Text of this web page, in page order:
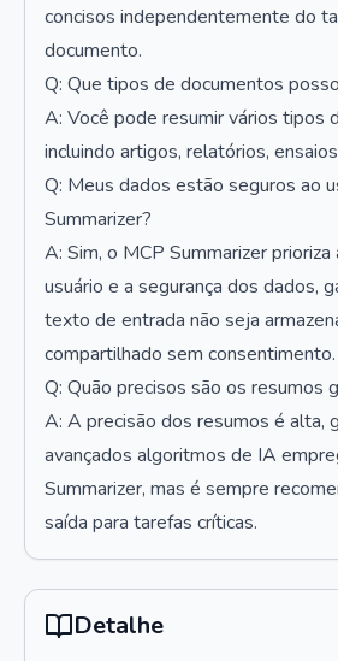
concisos independentemente do
documento.
Q: Que tipos de documentos
A: Você pode resumir vários tipos
incluindo artigos, relatórios,
Q: Meus dados estão seguros ao
Summarizer?
A: Sim, o MCP Summarizer
usuário e a segurança dos dados,
texto de entrada não seja
compartilhado sem consentimento.
Q: Quão precisos são os resumos
A: A precisão dos resumos é alta,
avançados algoritmos de IA
Summarizer, mas é sempre
saída para tarefas críticas.
Detalhe